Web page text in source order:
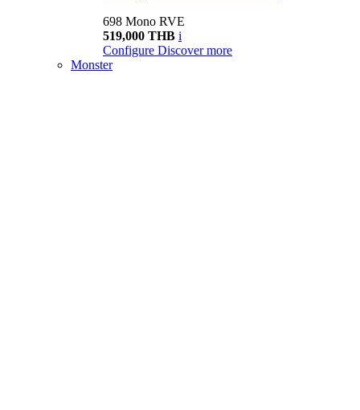
698 Mono RVE
519,000 THB i
Configure Discover more
Monster